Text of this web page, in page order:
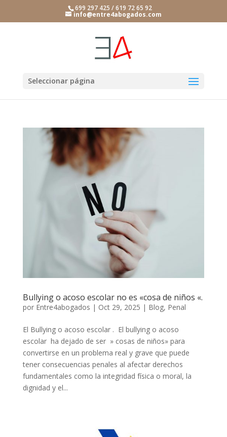
699 297 425 / 619 72 65 92
info@entre4abogados.com
Seleccionar página
Bullying o acoso escolar no es «cosa de niños «.
por Entre4abogados | Oct 29, 2025 | Blog, Penal
El Bullying o acoso escolar . El bullying o acoso
escolar ha dejado de ser » cosas de niños» para
convertirse en un problema real y grave que puede
tener consecuencias penales al afectar derechos
fundamentales como la integridad física o moral, la
dignidad y el...